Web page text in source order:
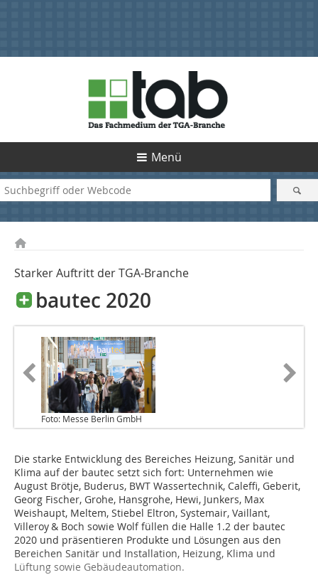
Menü
Starker Auftritt der TGA-Branche
bautec 2020
Foto: Messe Berlin GmbH
Die starke Entwicklung des Bereiches Heizung, Sanitär und
Klima auf der bautec setzt sich fort: Unternehmen wie
August Brötje, Buderus, BWT Wassertechnik, Caleffi, Geberit,
Georg Fischer, Grohe, Hansgrohe, Hewi, Junkers, Max
Weishaupt, Meltem, Stiebel Eltron, Systemair, Vaillant,
Villeroy & Boch sowie Wolf füllen die Halle 1.2 der bautec
2020 und präsentieren Produkte und Lösungen aus den
Bereichen Sanitär und Installation, Heizung, Klima und
Lüftung sowie Gebäudeautomation.